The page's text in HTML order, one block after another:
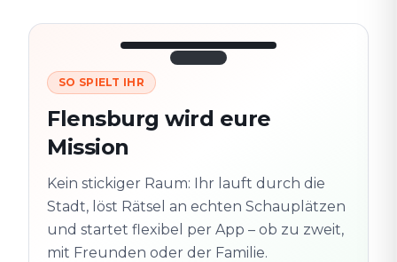
3/10
Schauplatz
m
entdeckt
flexibel
SO SPIELT IHR
Flensburg wird eure
Mission
Kein stickiger Raum: Ihr lauft durch die
Stadt, löst Rätsel an echten Schauplätzen
und startet flexibel per App – ob zu zweit,
mit Freunden oder der Familie.